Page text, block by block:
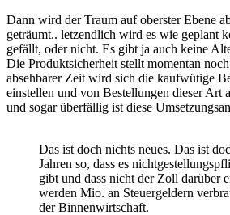
Dann wird der Traum auf oberster Ebene
geträumt.. letzendlich wird es wie geplant
gefällt, oder nicht. Es gibt ja auch keine
Die Produktsicherheit stellt momentan
absehbarer Zeit wird sich die kaufwütige
einstellen und von Bestellungen dieser Art
und sogar überfällig ist diese
Das ist doch nichts neues. Das ist
Jahren so, dass es
gibt und dass nicht der Zoll darüber
werden Mio. an Steuergeldern
der Binnenwirtschaft.